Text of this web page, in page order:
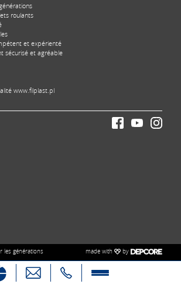
roulants
et expérienté
sécurisé et agréable
www.filplast.pl
les générations made with by